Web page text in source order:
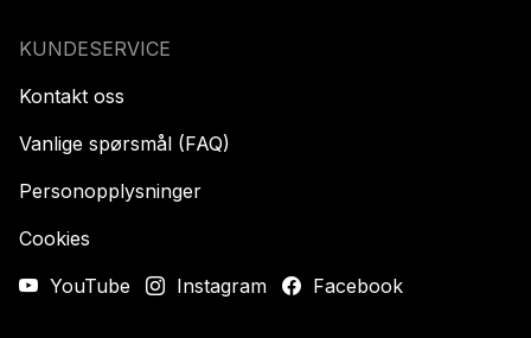
KUNDESERVICE
Kontakt oss
Vanlige spørsmål (FAQ)
Personopplysninger
Cookies
YouTube
Instagram Facebook